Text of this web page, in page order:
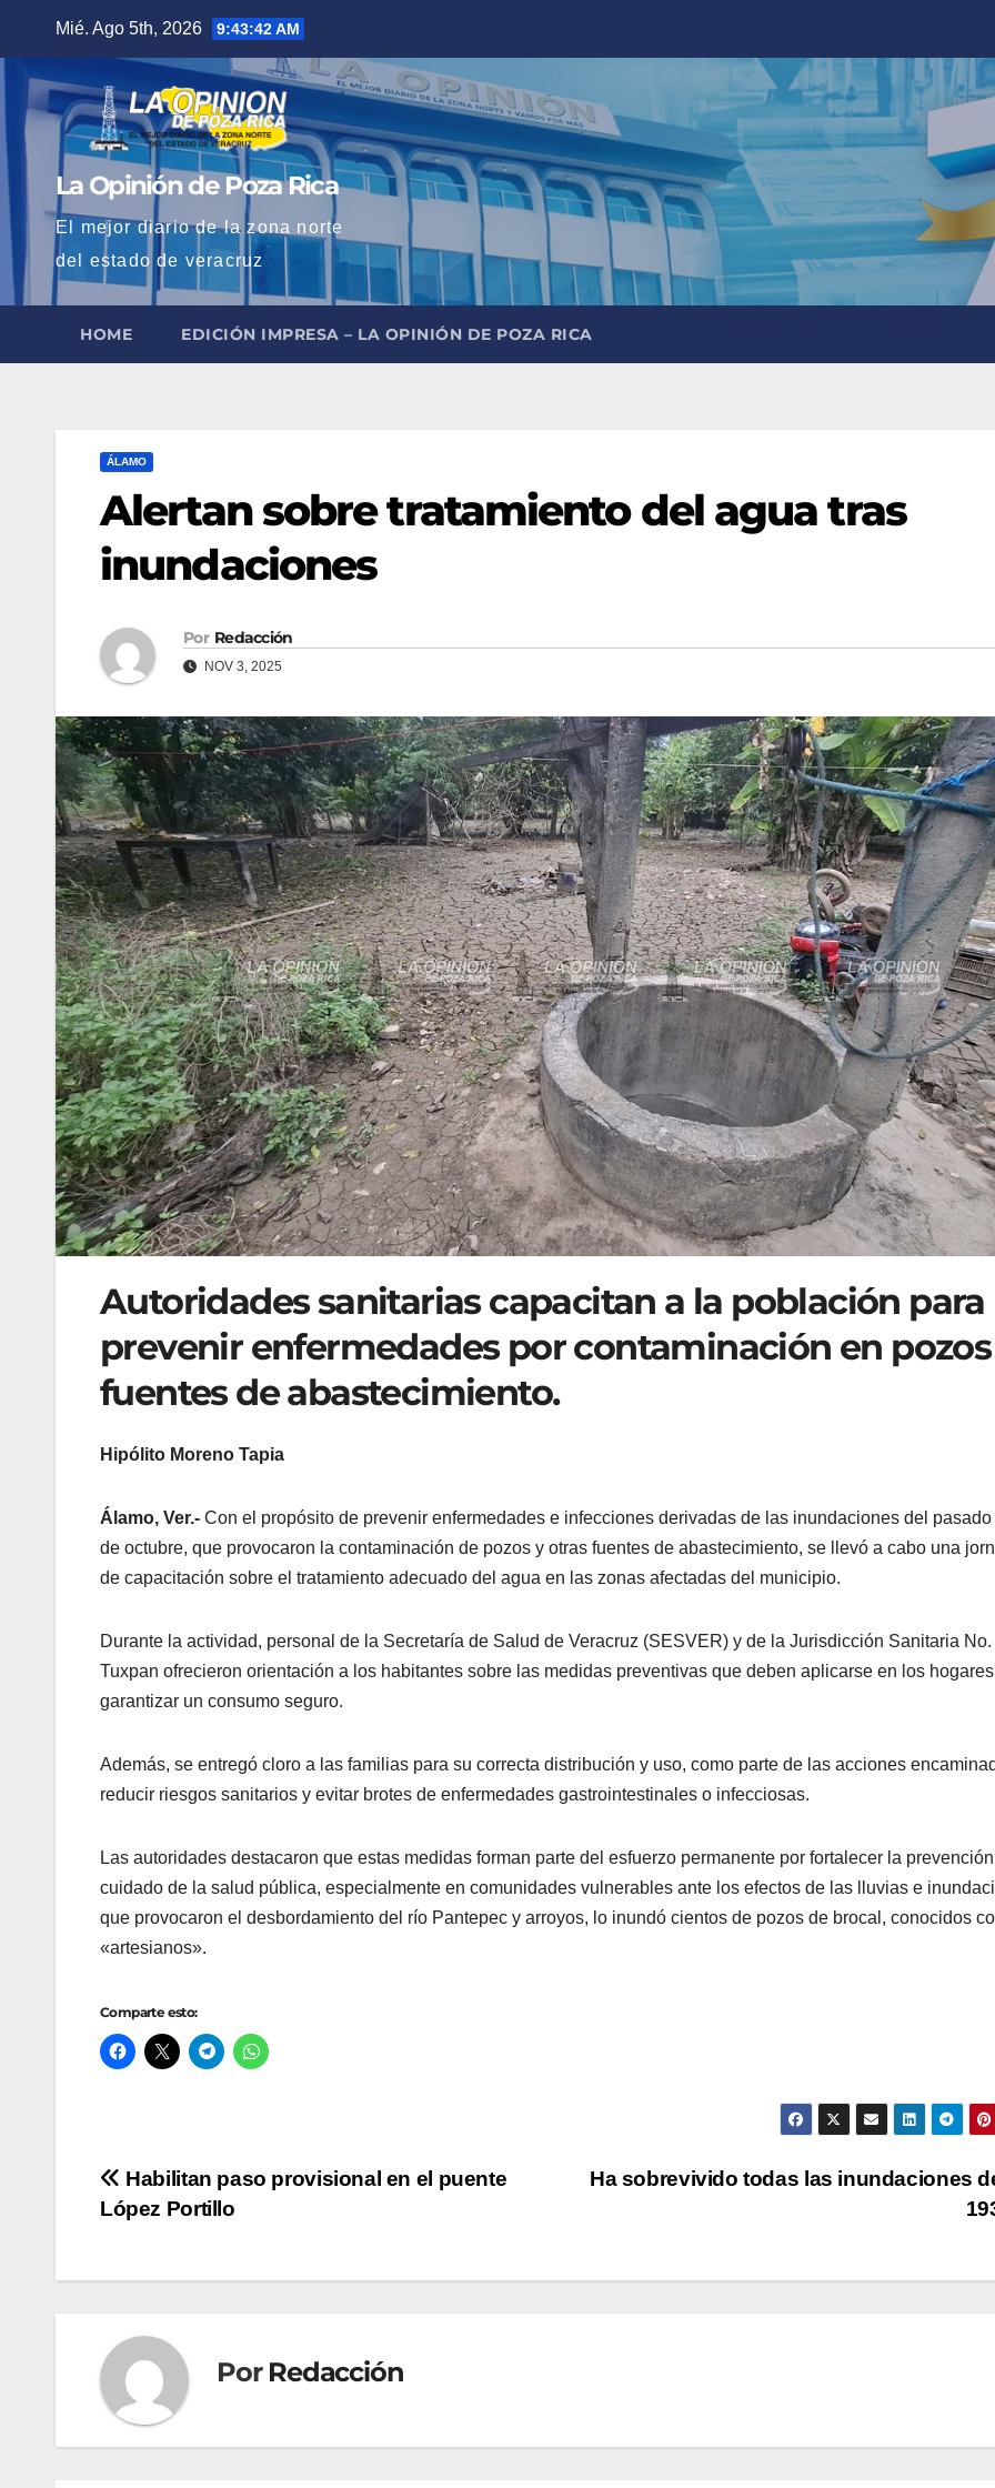
contenido
Mié. Ago 5th, 2026 9:43:44 AM
La Opinión de Poza Rica
El mejor diario de la zona norte
del estado de veracruz
HOME EDICIÓN IMPRESA – LA OPINIÓN DE POZA RICA
ÁLAMO
Alertan sobre tratamiento del agua tras
inundaciones
Por Redacción
NOV 3, 2025
Autoridades sanitarias capacitan a la población para
prevenir enfermedades por contaminación en
fuentes de abastecimiento.
Hipólito Moreno Tapia
Álamo, Ver.- Con el propósito de prevenir enfermedades e infecciones derivadas de las inundaciones del pasado
de octubre, que provocaron la contaminación de pozos y otras fuentes de abastecimiento, se llevó a cabo una
de capacitación sobre el tratamiento adecuado del agua en las zonas afectadas del municipio.
Durante la actividad, personal de la Secretaría de Salud de Veracruz (SESVER) y de la Jurisdicción Sanitaria No.
Tuxpan ofrecieron orientación a los habitantes sobre las medidas preventivas que deben aplicarse en los
garantizar un consumo seguro.
Además, se entregó cloro a las familias para su correcta distribución y uso, como parte de las acciones
reducir riesgos sanitarios y evitar brotes de enfermedades gastrointestinales o infecciosas.
Las autoridades destacaron que estas medidas forman parte del esfuerzo permanente por fortalecer la
cuidado de la salud pública, especialmente en comunidades vulnerables ante los efectos de las lluvias e
que provocaron el desbordamiento del río Pantepec y arroyos, lo inundó cientos de pozos de brocal, conocidos
«artesianos».
Comparte esto:
Navegación
de
entradas
Ha sobrevivido todas las inundaciones
Habilitan paso provisional en el puente
López Portillo
Por Redacción